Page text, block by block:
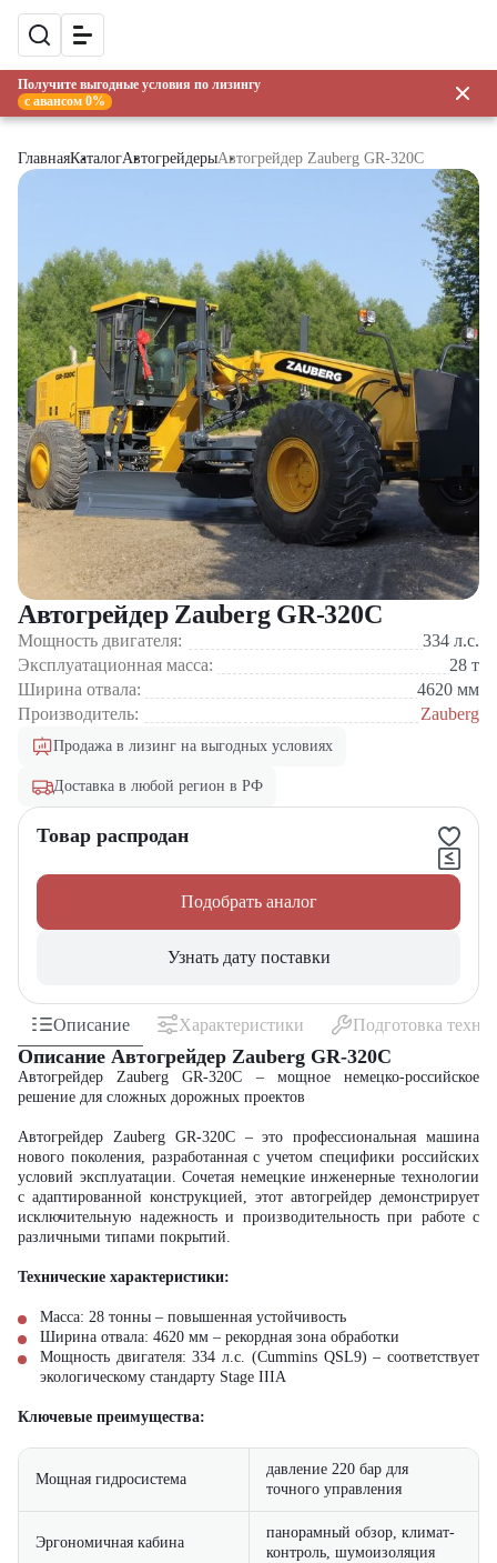
Получите выгодные условия по лизингу
с авансом 0%
ГлавнаяКаталогАвтогрейдерыАвтогрейдер Zauberg GR-320C
Автогрейдер Zauberg GR-320C
Мощность двигателя: 334 л.с.
Эксплуатационная масса:
28 т
Ширина отвала:
4620 мм
Производитель:
Zauberg
Продажа в лизинг на выгодных условиях
Доставка в любой регион в РФ
Товар распродан
Подобрать аналог
Узнать дату поставки
Описание Характеристики Подготовка
Описание Автогрейдер Zauberg GR-320C
Автогрейдер Zauberg GR-320C – мощное немецко-российское
решение для сложных дорожных проектов
Автогрейдер Zauberg GR-320C – это профессиональная машина
нового поколения, разработанная с учетом специфики российских
условий эксплуатации. Сочетая немецкие инженерные технологии
с адаптированной конструкцией, этот автогрейдер демонстрирует
исключительную надежность и производительность при работе с
различными типами покрытий.
Технические характеристики:
Масса: 28 тонны – повышенная устойчивость
Ширина отвала: 4620 мм – рекордная зона обработки
Мощность двигателя: 334 л.с. (Cummins QSL9) – соответствует
экологическому стандарту Stage IIIA
Ключевые преимущества:
Мощная гидросистема
давление 220 бар для
точного управления
Эргономичная кабина
панорамный обзор, климат-
контроль, шумоизоляция